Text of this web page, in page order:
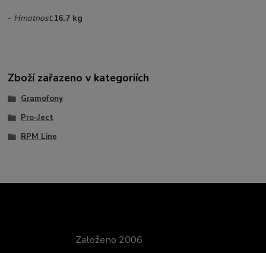
- Hmotnost:16,7 kg
Zboží zařazeno v kategoriích
Gramofony
Pro-Ject
RPM Line
Založeno 2006